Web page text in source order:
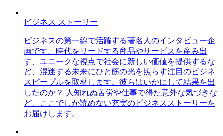
ビジネス ストーリー
ビジネスの第一線で活躍する著名人のインタビュー企
画です。時代をリードする商品やサービスを産み出
す、ユニークな視点で社会に新しい価値を提供するな
ど、混迷する未来にひと筋の光を照らす注目のビジネ
スピープルを取材します。彼らはいかにして結果を出
したのか？ 人知れぬ苦労や仕事で得た意外な気づきな
ど、ここでしか読めない充実のビジネスストーリーを
お届けします。